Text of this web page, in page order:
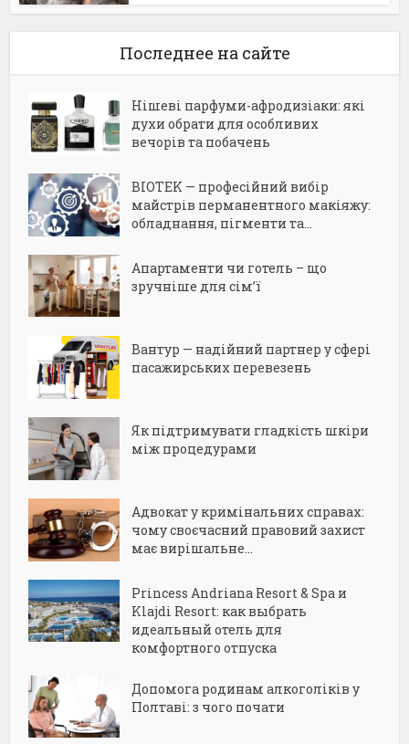
Последнее на сайте
Нішеві парфуми-афродизіаки: які
духи обрати для особливих
вечорів та побачень
BIOTEK — професійний вибір
майстрів перманентного макіяжу:
обладнання, пігменти та...
Апартаменти чи готель – що
зручніше для сім’ї
Вантур — надійний партнер у сфері
пасажирських перевезень
Як підтримувати гладкість шкіри
між процедурами
Адвокат у кримінальних справах:
чому своєчасний правовий захист
має вирішальне...
Princess Andriana Resort & Spa и
Klajdi Resort: как выбрать
идеальный отель для
комфортного отпуска
Допомога родинам алкоголіків у
Полтаві: з чого почати